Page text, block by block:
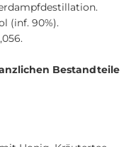
(inf. 90%).
Bestandteile